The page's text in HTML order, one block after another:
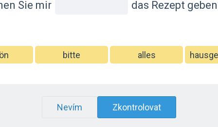
Sie mir das Rezept
bitte alles
Nevím Zkontrolovat